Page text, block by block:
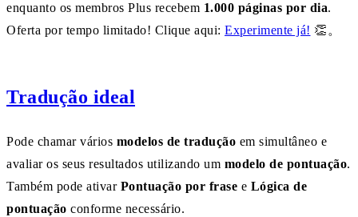
enquanto os membros Plus recebem 1.000 páginas por dia.
Oferta por tempo limitado! Clique aqui: Experimente já! 👏。
Tradução ideal
Pode chamar vários modelos de tradução em simultâneo e
avaliar os seus resultados utilizando um modelo de pontuação.
Também pode ativar Pontuação por frase e Lógica de
pontuação conforme necessário.